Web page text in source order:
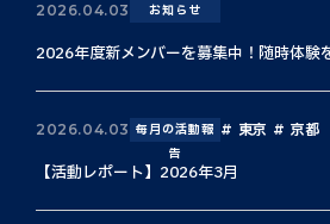
2026.04.03 お知らせ
2026年度新メンバーを募集中！随時体験
2026.04.03 毎月の活動報
告
東京 京都
【活動レポート】2026年3月